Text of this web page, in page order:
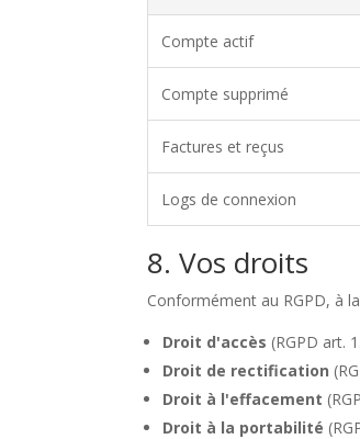
Compte actif
Compte supprimé
Factures et reçus
Logs de connexion
8. Vos droits
Conformément au RGPD, à
Droit d'accès (RGPD art.
Droit de rectification
Droit à l'effacement
Droit à la portabilité